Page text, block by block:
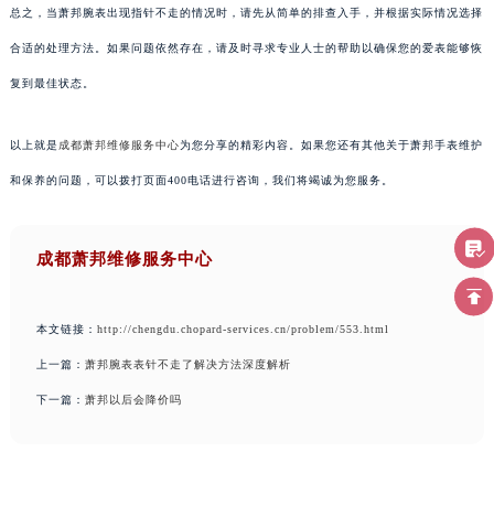
总之，当萧邦腕表出现指针不走的情况时，请先从简单的排查入手，并根据实际情况选择
合适的处理方法。如果问题依然存在，请及时寻求专业人士的帮助以确保您的爱表能够恢
复到最佳状态。
以上就是 成都萧邦维修服务中心为您分享的精彩内容。如果您还有其他关于萧邦手表维护
和保养的问题，可以拨打页面400电话进行咨询，我们将竭诚为您服务。
成都萧邦维修服务中心
本文链接： http://chengdu.chopard-services.cn/problem/553.html
上一篇： 萧邦腕表表针不走了解决方法深度解析
下一篇： 萧邦以后会降价吗